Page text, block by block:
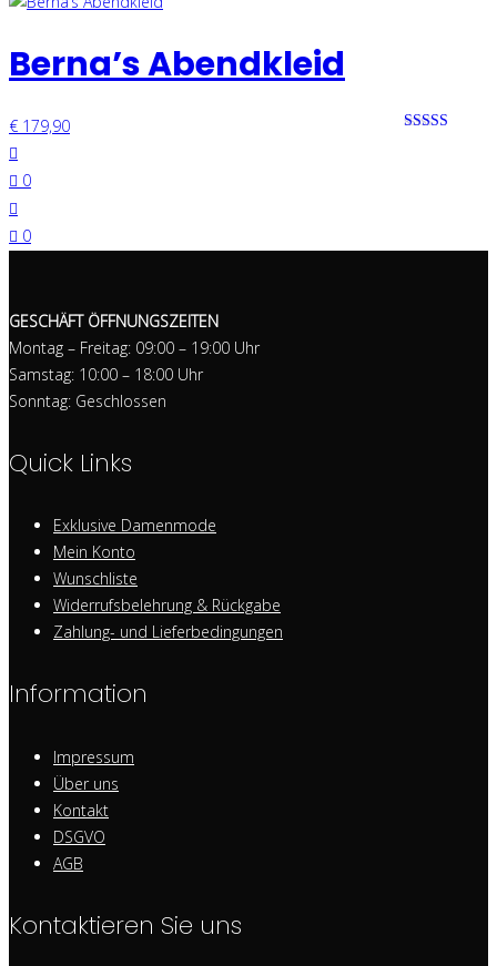
Berna’s Abendkleid
€ 179,90
0
0
GESCHÄFT ÖFFNUNGSZEITEN
Montag – Freitag: 09:00 – 19:00 Uhr
Samstag: 10:00 – 18:00 Uhr
Sonntag: Geschlossen
Quick Links
Exklusive Damenmode
Mein Konto
Wunschliste
Widerrufsbelehrung & Rückgabe
Zahlung- und Lieferbedingungen
Information
Impressum
Über uns
Kontakt
DSGVO
AGB
Kontaktieren Sie uns